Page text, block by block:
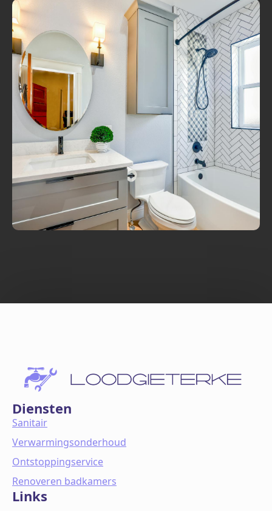
Diensten
Sanitair
Verwarmingsonderhoud
Ontstoppingservice
Renoveren badkamers
Links